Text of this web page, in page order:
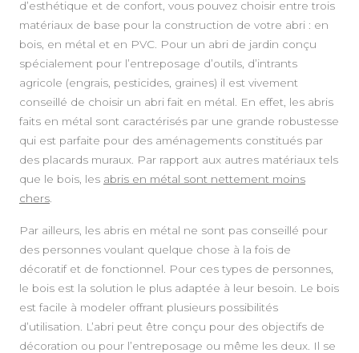
d’esthétique et de confort, vous pouvez choisir entre trois
matériaux de base pour la construction de votre abri : en
bois, en métal et en PVC. Pour un abri de jardin conçu
spécialement pour l’entreposage d’outils, d’intrants
agricole (engrais, pesticides, graines) il est vivement
conseillé de choisir un abri fait en métal. En effet, les abris
faits en métal sont caractérisés par une grande robustesse
qui est parfaite pour des aménagements constitués par
des placards muraux. Par rapport aux autres matériaux tels
que le bois, les abris en métal sont nettement moins
chers
Par ailleurs, les abris en métal ne sont pas conseillé pour
des personnes voulant quelque chose à la fois de
décoratif et de fonctionnel. Pour ces types de personnes,
le bois est la solution le plus adaptée à leur besoin. Le bois
est facile à modeler offrant plusieurs possibilités
d’utilisation. L’abri peut être conçu pour des objectifs de
décoration ou pour l’entreposage ou même les deux. Il se